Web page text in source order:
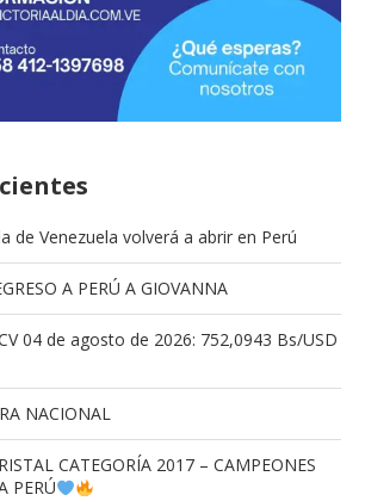
de Venezuela volverá a abrir en Perú
A PERÚ A GIOVANNA
04 de agosto de 2026: 752,0943 Bs/USD
NACIONAL
CATEGORÍA 2017 – CAMPEONES
PERÚ